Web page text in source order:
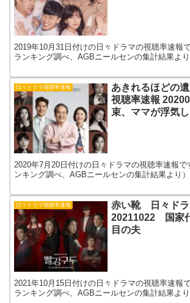
2019年10月31日付けの日々ドラマの視聴率速報
ランキング調べ、AGBニールセンの集計結果より
日々ドラマ視聴率速報
あきれるほどの
視聴率速報
束、ママが浮気
2020年7月20日付けの日々ドラマの視聴率速報で
ンキング調べ、AGBニールセンの集計結果より）
日々ドラマ視聴率速報
赤い靴 日々ドラ
20211022 国家
目の夫
2021年10月15日付けの日々ドラマの視聴率速報
ランキング調べ、AGBニールセンの集計結果より